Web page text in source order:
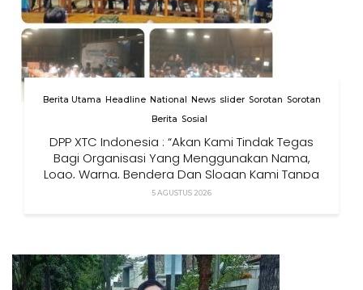
Berita Utama Headline National News slider Sorotan Sorotan
Berita Sosial
DPP XTC Indonesia : “Akan Kami Tindak Tegas
Bagi Organisasi Yang Menggunakan Nama,
Logo, Warna, Bendera Dan Slogan Kami Tanpa
Izin”
5 AGUSTUS 2026